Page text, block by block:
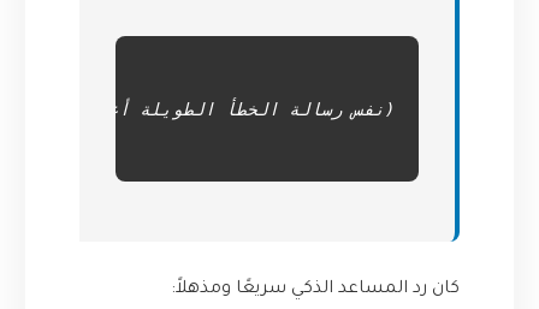
كان رد المساعد الذكي سريعًا ومذهلاً: